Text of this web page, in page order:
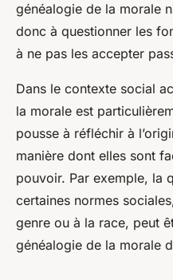
généalogie de la morale
donc à questionner les
à ne pas les accepter
Dans le contexte social
la morale est
pousse à réfléchir à
manière dont elles sont
pouvoir. Par exemple, la
certaines normes
genre ou à la race, peut
généalogie de la morale